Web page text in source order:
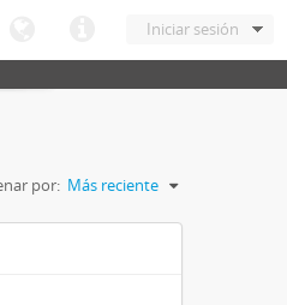
Iniciar sesión
por: Más reciente